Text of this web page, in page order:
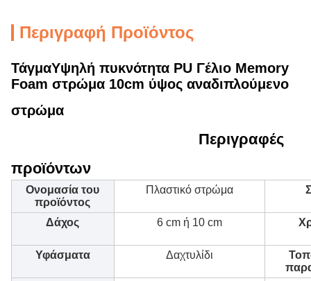
Περιγραφή Προϊόντος
ΤάγμαΥψηλή πυκνότητα PU Γέλιο Memory
Foam στρώμα 10cm ύψος αναδιπλούμενο
στρώμα
Περιγραφές
προϊόντων
Ονομασία του
προϊόντος
Πλαστικό στρώμα
Δάχος 6 cm ή 10 cm
Υφάσματα Δαχτυλίδι